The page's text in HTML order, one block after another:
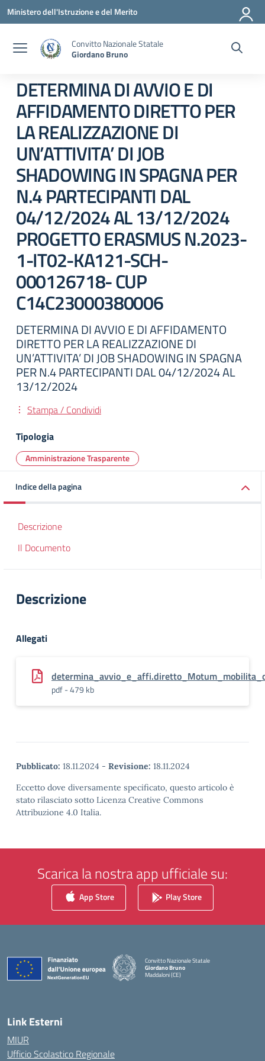
Vai ai contenuti
Vai al menu di navigazione
Vai al footer
Ministero dell'Istruzione e del Merito
Convitto Nazionale Statale
Giordano Bruno
DETERMINA DI AVVIO E DI
AFFIDAMENTO DIRETTO PER
LA REALIZZAZIONE DI
UN’ATTIVITA’ DI JOB
SHADOWING IN SPAGNA PER
N.4 PARTECIPANTI DAL
04/12/2024 AL 13/12/2024
PROGETTO ERASMUS N.2023-
1-IT02-KA121-SCH-
000126718- CUP
C14C23000380006
DETERMINA DI AVVIO E DI AFFIDAMENTO
DIRETTO PER LA REALIZZAZIONE DI
UN’ATTIVITA’ DI JOB SHADOWING IN SPAGNA
PER N.4 PARTECIPANTI DAL 04/12/2024 AL
13/12/2024
Stampa / Condividi
Tipologia
Amministrazione Trasparente
Indice della pagina
Descrizione
Il Documento
Descrizione
Allegati
pdf - 479 kb
Pubblicato: 18.11.2024 - Revisione: 18.11.2024
Eccetto dove diversamente specificato, questo articolo è
stato rilasciato sotto Licenza Creative Commons
Attribuzione 4.0 Italia.
Scarica la nostra app ufficiale su:
App Store Play Store
Convitto Nazionale Statale
Giordano Bruno
Maddaloni (CE)
Link Esterni
MIUR
Ufficio Scolastico Regionale